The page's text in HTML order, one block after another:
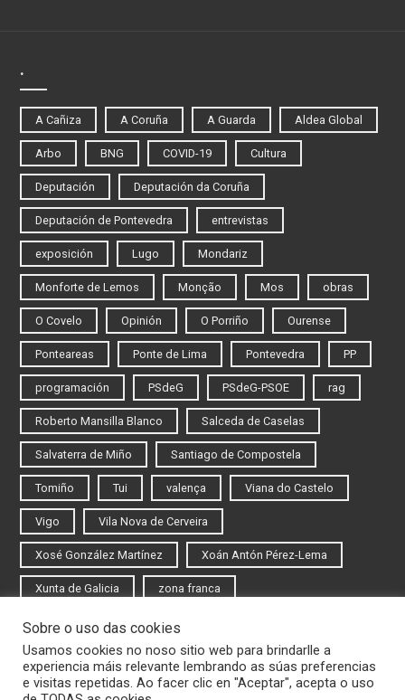
.
A Cañiza A Coruña A Guarda Aldea Global
Arbo BNG COVID-19 Cultura
Deputación Deputación da Coruña
Deputación de Pontevedra entrevistas
exposición Lugo Mondariz
Monforte de Lemos Monção Mos obras
O Covelo Opinión O Porriño Ourense
Ponteareas Ponte de Lima Pontevedra PP
programación PSdeG PSdeG-PSOE rag
Roberto Mansilla Blanco Salceda de Caselas
Salvaterra de Miño Santiago de Compostela
Tomiño Tui valença Viana do Castelo
Vigo Vila Nova de Cerveira
Xosé González Martínez Xoán Antón Pérez-Lema
Xunta de Galicia zona franca
Iniciar sesión
Rexistrarse
Sobre o uso das cookies
Usamos cookies no noso sitio web para brindarlle a
experiencia máis relevante lembrando as súas preferencias
e visitas repetidas. Ao facer clic en "Aceptar", acepta o uso